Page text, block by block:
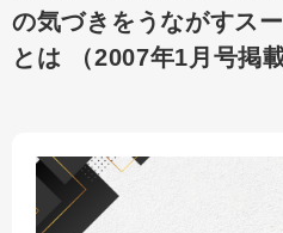
の気づきをうながすス
とは （2007年1月号掲載